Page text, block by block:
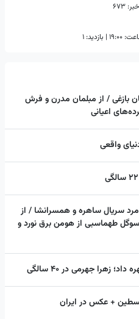
۱۹:۰۰ | بازدید: 1
بازغی / از مبلمان مدرن و فرش
اعیانی
واقعی
سریال ساهره و همسرانشا / از
سوگل طهماسبی از هومن برق نورد و
زهرا جهرمی در ۴۰ سالگی
+ عکس در ایران